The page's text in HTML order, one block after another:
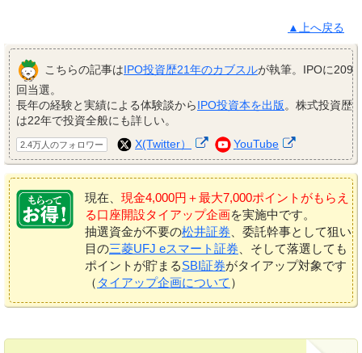
▲上へ戻る
こちらの記事はIPO投資歴21年のカブスルが執筆。IPOに209
回当選。
長年の経験と実績による体験談からIPO投資本を出版。株式投資歴
は22年で投資全般にも詳しい。
2.4万人のフォロワー X(Twitter） YouTube
現在、 現金4,000円＋最大7,000ポイントがもらえ
る口座開設タイアップ企画を実施中です。
抽選資金が不要の松井証券 、委託幹事として狙い
目の三菱UFJ eスマート証券 、そして落選しても
ポイントが貯まるSBI証券がタイアップ対象です
（ タイアップ企画について ）